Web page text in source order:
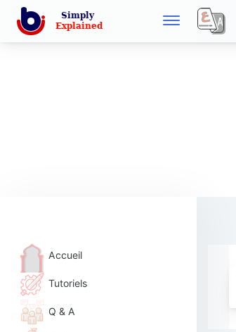
Accueil
Tutoriels
Q & A